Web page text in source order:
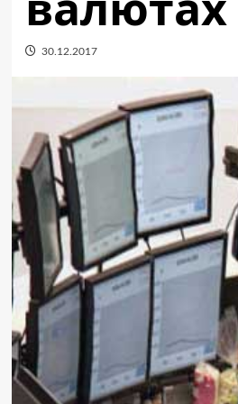
30.12.2017